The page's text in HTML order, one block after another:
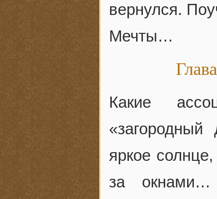
вернулся.
Мечты…
Какие
яркое
за